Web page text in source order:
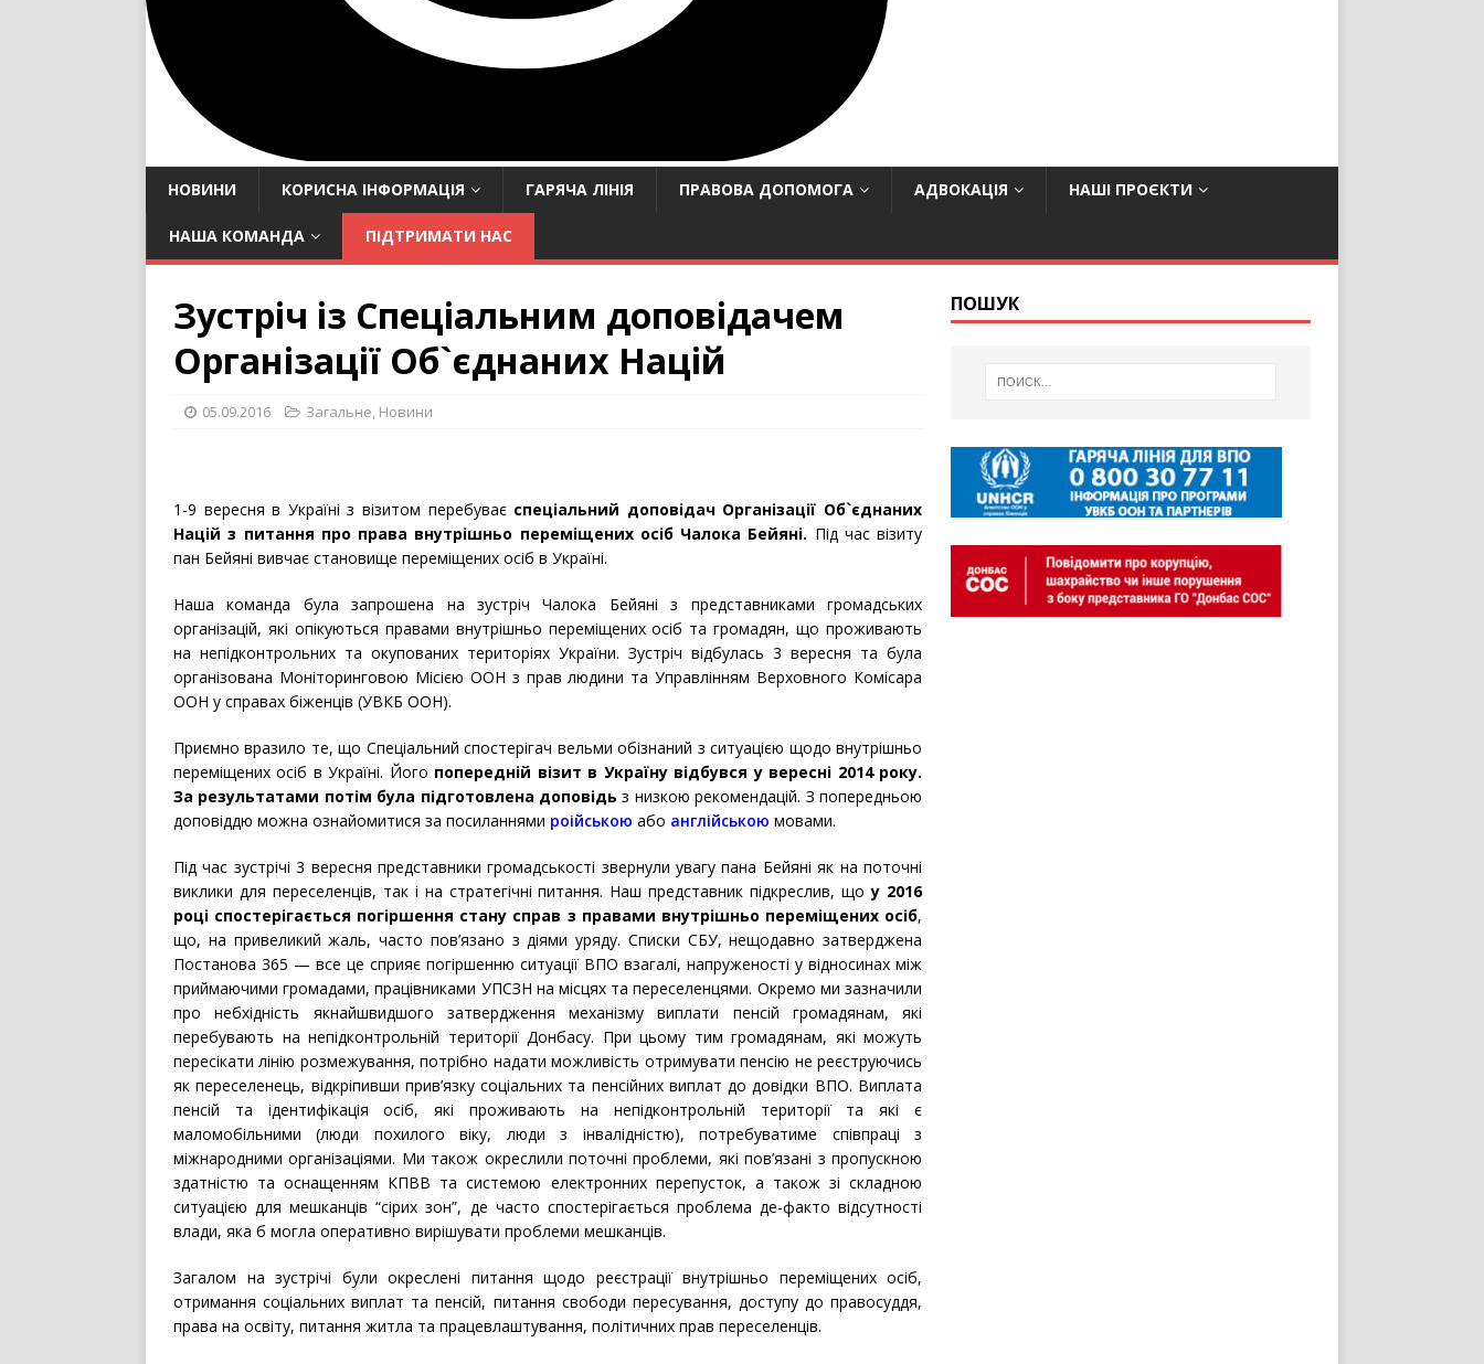
НОВИНИ КОРИСНА ІНФОРМАЦІЯ ГАРЯЧА ЛІНІЯ ПРАВОВА ДОПОМОГА АДВОКАЦІЯ НАШІ ПРОЄКТИ
НАША КОМАНДА ПІДТРИМАТИ НАС
Зустріч із Спеціальним доповідачем
Організації Об`єднаних Націй
05.09.2016 Загальне, Новини
1-9 вересня в Україні з візитом перебуває спеціальний доповідач Організації Об`єднаних
Націй з питання про права внутрішньо переміщених осіб Чалока Бейяні. Під час візиту
пан Бейяні вивчає становище переміщених осіб в Україні.
Наша команда була запрошена на зустріч Чалока Бейяні з представниками громадських
організацій, які опікуються правами внутрішньо переміщених осіб та громадян, що проживають
на непідконтрольних та окупованих територіях України. Зустріч відбулась 3 вересня та була
організована Моніторинговою Місією ООН з прав людини та Управлінням Верховного Комісара
ООН у справах біженців (УВКБ ООН).
Приємно вразило те, що Спеціальний спостерігач вельми обізнаний з ситуацією щодо внутрішньо
переміщених осіб в Україні. Його попередній візит в Україну відбувся у вересні 2014 року.
За результатами потім була підготовлена доповідь з низкою рекомендацій. З попередньою
доповіддю можна ознайомитися за посиланнями роійською або англійською мовами.
Під час зустрічі 3 вересня представники громадськості звернули увагу пана Бейяні як на поточні
виклики для переселенців, так і на стратегічні питання. Наш представник підкреслив, що у 2016
році спостерігається погіршення стану справ з правами внутрішньо переміщених осіб,
що, на привеликий жаль, часто пов’язано з діями уряду. Списки СБУ, нещодавно затверджена
Постанова 365 — все це сприяє погіршенню ситуації ВПО взагалі, напруженості у відносинах між
приймаючими громадами, працівниками УПСЗН на місцях та переселенцями. Окремо ми зазначили
про небхідність якнайшвидшого затвердження механізму виплати пенсій громадянам, які
перебувають на непідконтрольній території Донбасу. При цьому тим громадянам, які можуть
пересікати лінію розмежування, потрібно надати можливість отримувати пенсію не реєструючись
як переселенець, відкріпивши прив’язку соціальних та пенсійних виплат до довідки ВПО. Виплата
пенсій та ідентифікація осіб, які проживають на непідконтрольній території та які є
маломобільними (люди похилого віку, люди з інвалідністю), потребуватиме співпраці з
міжнародними організаціями. Ми також окреслили поточні проблеми, які пов’язані з пропускною
здатністю та оснащенням КПВВ та системою електронних перепусток, а також зі складною
ситуацією для мешканців “сірих зон”, де часто спостерігається проблема де-факто відсутності
влади, яка б могла оперативно вирішувати проблеми мешканців.
Загалом на зустрічі були окреслені питання щодо реєстрації внутрішньо переміщених осіб,
отримання соціальних виплат та пенсій, питання свободи пересування, доступу до правосуддя,
права на освіту, питання житла та працевлаштування, політичних прав переселенців.
ПОШУК